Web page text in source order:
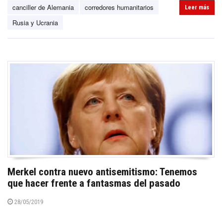
canciller de Alemania
corredores humanitarios
Rusia y Ucrania
Leer más
Merkel contra nuevo antisemitismo: Tenemos
que hacer frente a fantasmas del pasado
28/05/2019